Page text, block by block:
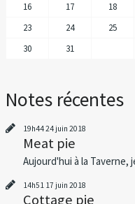
16
17 18
23
24 25
30
31
Notes récentes
19h4424 juin 2018
Meat pie
Aujourd'hui à la Taverne,
14h51 17 juin 2018
Cottage pie